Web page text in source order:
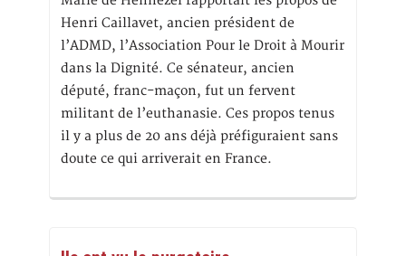
Henri Caillavet, ancien président de
l’ADMD, l’Association Pour le Droit à Mourir
dans la Dignité. Ce sénateur, ancien
député, franc-maçon, fut un fervent
militant de l’euthanasie. Ces propos tenus
il y a plus de 20 ans déjà préfiguraient sans
doute ce qui arriverait en France.